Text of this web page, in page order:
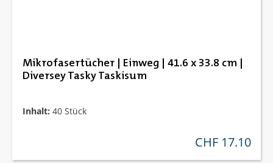
Mikrofasertücher | Einweg | 41.6 x 33.8 cm |
Diversey Tasky Taskisum
Inhalt: 40 Stück
regulärer preis:
CHF 17.10